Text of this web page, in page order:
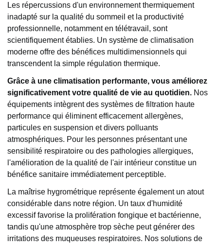
Les répercussions d'un environnement thermiquement
inadapté sur la qualité du sommeil et la productivité
professionnelle, notamment en télétravail, sont
scientifiquement établies. Un système de climatisation
moderne offre des bénéfices multidimensionnels qui
transcendent la simple régulation thermique.
Grâce à une climatisation performante, vous améliorez
significativement votre qualité de vie au quotidien. Nos
équipements intègrent des systèmes de filtration haute
performance qui éliminent efficacement allergènes,
particules en suspension et divers polluants
atmosphériques. Pour les personnes présentant une
sensibilité respiratoire ou des pathologies allergiques,
l'amélioration de la qualité de l'air intérieur constitue un
bénéfice sanitaire immédiatement perceptible.
La maîtrise hygrométrique représente également un atout
considérable dans notre région. Un taux d'humidité
excessif favorise la prolifération fongique et bactérienne,
tandis qu'une atmosphère trop sèche peut générer des
irritations des muqueuses respiratoires. Nos solutions de